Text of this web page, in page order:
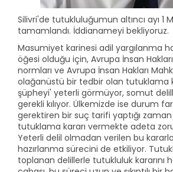
Silivri'de tutukluluğumun altıncı ayı 1
tamamlandı. İddianameyi bekliyoruz.
Masumiyet karinesi adil yargılanma
öğesi olduğu için, Avrupa İnsan
normları ve Avrupa İnsan Hakları
olağanüstü bir tedbir olan tutuklama
şüpheyi' yeterli görmüyor, somut
gerekli kılıyor. Ülkemizde ise durum
gerektiren bir suç tarifi yaptığı
tutuklama kararı vermekte adeta
Yeterli delil olmadan verilen bu
hazırlanma sürecini de etkiliyor.
toplanan delillerle tutukluluk kararını